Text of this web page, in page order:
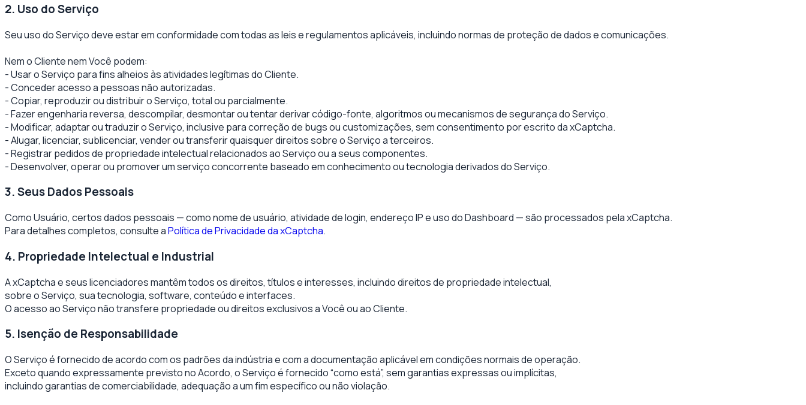
2. Uso do Serviço
Seu uso do Serviço deve estar em conformidade com todas as leis e regulamentos aplicáveis, incluindo normas de proteção de dados e comunicações.
Nem o Cliente nem Você podem:
- Usar o Serviço para fins alheios às atividades legítimas do Cliente.
- Conceder acesso a pessoas não autorizadas.
- Copiar, reproduzir ou distribuir o Serviço, total ou parcialmente.
- Fazer engenharia reversa, descompilar, desmontar ou tentar derivar código-fonte, algoritmos ou mecanismos de segurança do Serviço.
- Modificar, adaptar ou traduzir o Serviço, inclusive para correção de bugs ou customizações, sem consentimento por escrito da xCaptcha.
- Alugar, licenciar, sublicenciar, vender ou transferir quaisquer direitos sobre o Serviço a terceiros.
- Registrar pedidos de propriedade intelectual relacionados ao Serviço ou a seus componentes.
- Desenvolver, operar ou promover um serviço concorrente baseado em conhecimento ou tecnologia derivados do Serviço.
3. Seus Dados Pessoais
Como Usuário, certos dados pessoais — como nome de usuário, atividade de login, endereço IP e uso do Dashboard — são processados pela xCaptcha.
Para detalhes completos, consulte aPolítica de Privacidade da xCaptcha.
4. Propriedade Intelectual e Industrial
A xCaptcha e seus licenciadores mantêm todos os direitos, títulos e interesses, incluindo direitos de propriedade intelectual,
sobre o Serviço, sua tecnologia, software, conteúdo e interfaces.
O acesso ao Serviço não transfere propriedade ou direitos exclusivos a Você ou ao Cliente.
5. Isenção de Responsabilidade
O Serviço é fornecido de acordo com os padrões da indústria e com a documentação aplicável em condições normais de operação.
Exceto quando expressamente previsto no Acordo, o Serviço é fornecido “como está”, sem garantias expressas ou implícitas,
incluindo garantias de comerciabilidade, adequação a um fim específico ou não violação.